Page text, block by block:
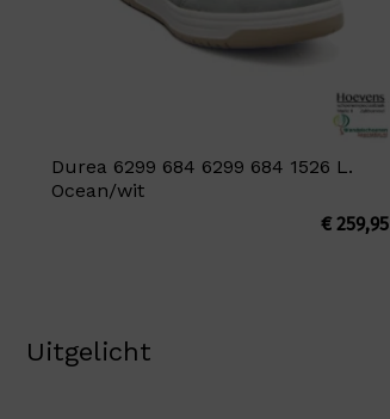
Durea 6299 684 6299 684 1526 L.
Ocean/wit
€259,95
Uitgelicht